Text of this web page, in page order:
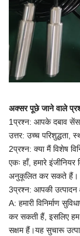
अक्सर पूछे जाने वाले
1प्रश्न: आपके दबाव
उत्तर: उच्च
2प्रश्न: क्या मैं विशेष
एकः हाँ, हमारे
अनुकूलित कर सकते हैं।
3प्रश्न: आपकी उत्पादन
A: हमारी विनिर्माण
कर सकती हैं, इसलिए हम
सक्षम हैं।यह सुचारू